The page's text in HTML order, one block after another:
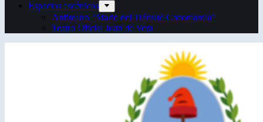
Espacios escénicos
Anfiteatro “Mario del Tránsito Cocomarola”
Teatro Oficial Juan de Vera